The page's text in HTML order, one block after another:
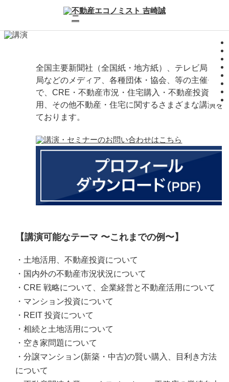
全国主要新聞社（全国紙・地方紙）、テレビ局、ラ
局などのメディア、各種団体・協会、等の主催セミ
で、CRE・不動産市況・住宅購入・不動産投資・土
用、その他不動産・住宅に関するさまざまな講演を
ております。
【講演可能なテーマ 〜これまでの例〜】
・土地活用、不動産投資について
・国内外の不動産市況状況について
・CRE 戦略について、企業経営と不動産活用について
・マンション投資について
・REIT 投資について
・相続と土地活用について
・空き家問題について
・分譲マンション(新築・中古)の賢い購入、目利き方法
について